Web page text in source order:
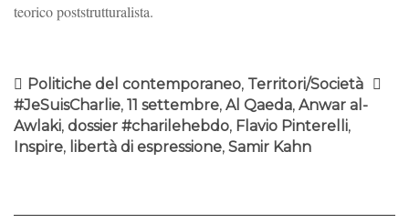
teorico poststrutturalista.
Politiche del contemporaneo, Territori/Società
#JeSuisCharlie, 11 settembre, Al Qaeda, Anwar al-
Awlaki, dossier #charilehebdo, Flavio Pinterelli,
Inspire, libertà di espressione, Samir Kahn